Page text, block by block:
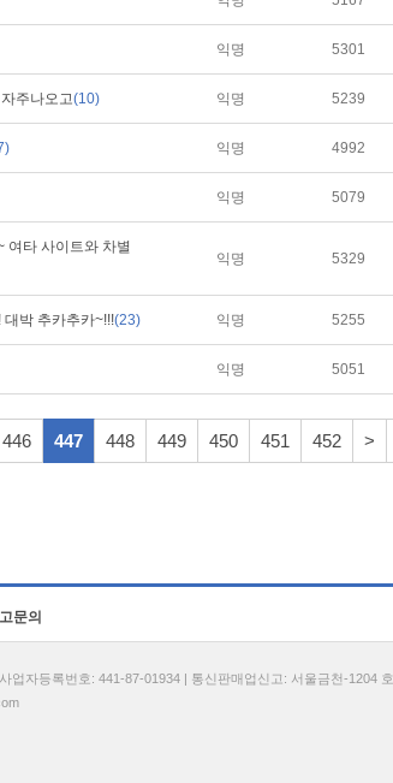
익명 5301
주나오고(10) 익명 5239
익명 4992
익명 5079
여타 사이트와 차별
익명 5329
박 추카추카~!!!(23) 익명 5255
익명 5051
446 447 448 449 450 451 452 >
문의
자등록번호: 441-87-01934 | 통신판매업신고: 서울금천-1204 호